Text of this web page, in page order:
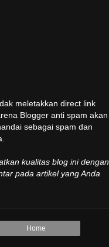
meletakkan direct link
Blogger anti spam akan
sebagai spam dan
kualitas blog ini dengan
pada artikel yang Anda
Home